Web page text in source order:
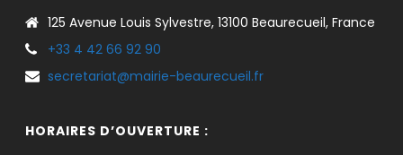
125 Avenue Louis Sylvestre, 13100 Beaurecueil, France
+33 4 42 66 92 90
secretariat@mairie-beaurecueil.fr
HORAIRES D’OUVERTURE :